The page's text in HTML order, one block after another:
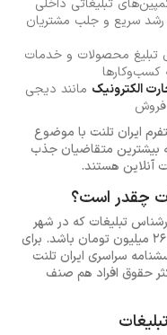
تبلیغاتی داخلی
رشد سریع و جلب مشتریان
تبلیغ محصولات و خدمات
کسب‌وکارها
الکترونیک مانند دیجی
فروش
ایران تلنت با موضوع
بیشترین متقاضیان جذب
آنلاین هستند.
چقدر است؟
تبلیغات که در شهر
تهران فعالیت می‌کند، ماهیانه حدود 14 تا 26 میلیون تومان باشد. برای
سراسری ایران تلنت
حقوق افراد هم صنف